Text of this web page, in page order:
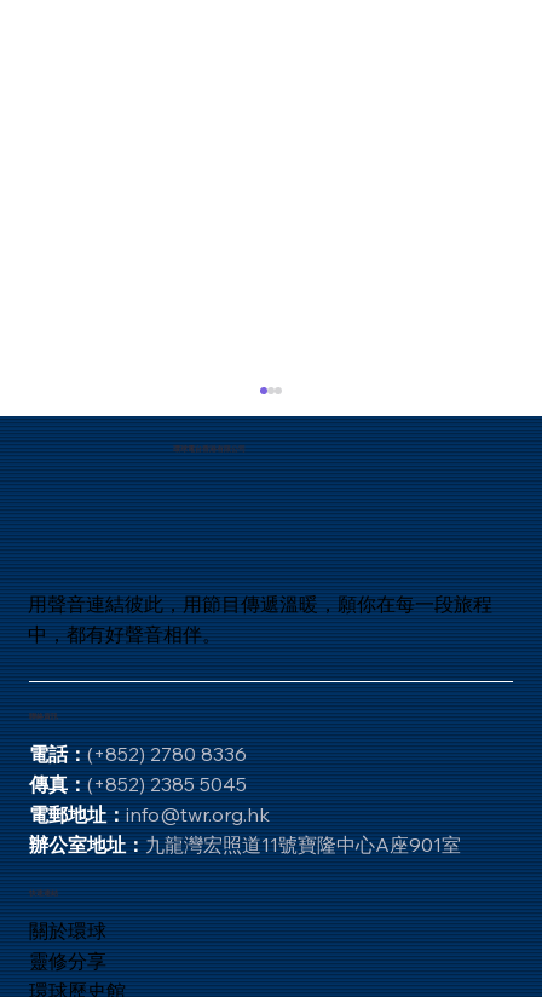
您的標題：部落格有什麼內容？
環球電台香港有限公司
用聲音連結彼此，用節目傳遞溫暖，願你在每一段旅程
中，都有好聲音相伴。
聯絡資訊
電話：(+852) 2780 8336
傳真：(+852) 2385 5045
電郵地址：info@twr.org.hk
辦公室地址：九龍灣宏照道11號寶隆中心A座901室
快速連結
關於環球
靈修分享
環球歷史館